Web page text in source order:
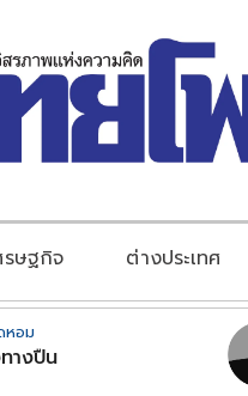
รษฐกิจ ต่างประเทศ
หอม
างปืน